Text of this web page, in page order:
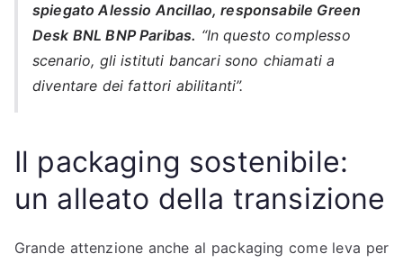
spiegato Alessio Ancillao, responsabile Green
Desk BNL BNP Paribas. “In questo complesso
scenario, gli istituti bancari sono chiamati a
diventare dei fattori abilitanti”.
Il packaging sostenibile:
un alleato della transizione
Grande attenzione anche al packaging come leva per